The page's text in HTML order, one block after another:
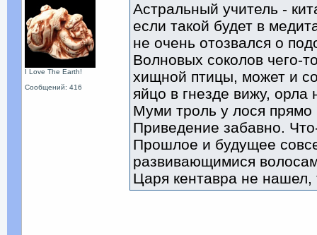
I Love The Earth!
Сообщений: 416
Астральный учитель -
если такой будет в
не очень отозвался о
Волновых соколов чего-
хищной птицы, может и
яйцо в гнезде вижу, орла
Муми троль у лося прямо
Приведение забавно.
Прошлое и будущее
развивающимися
Царя кентавра не нашел,